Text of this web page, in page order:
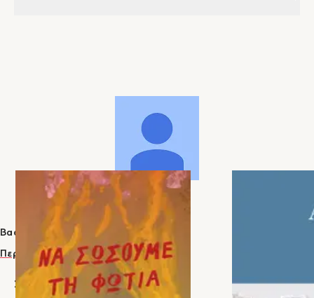
Βασίλειος Δ. Μόστρας
Περισσότερα
ΣΤΗΝ ΙΔΙΑ ΚΑΤΗΓΟΡΙΑ